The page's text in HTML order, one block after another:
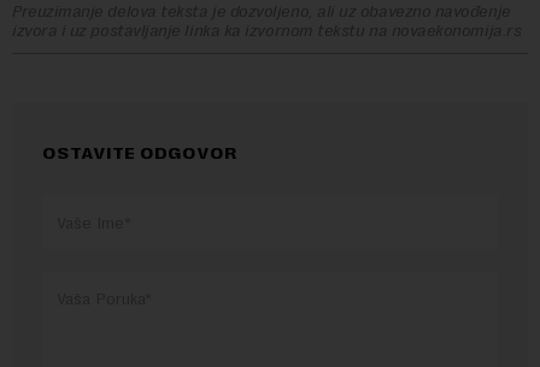
Preuzimanje delova teksta je dozvoljeno, ali uz obavezno navođenje
izvora i uz postavljanje linka ka izvornom tekstu na novaekonomija.rs
OSTAVITE ODGOVOR